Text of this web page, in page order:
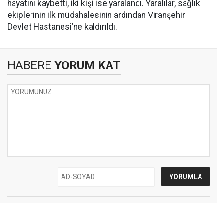
hayatını kaybetti, iki kişi ise yaralandı. Yaralılar, sağlık
ekiplerinin ilk müdahalesinin ardından Viranşehir
Devlet Hastanesi’ne kaldırıldı.
HABERE YORUM KAT